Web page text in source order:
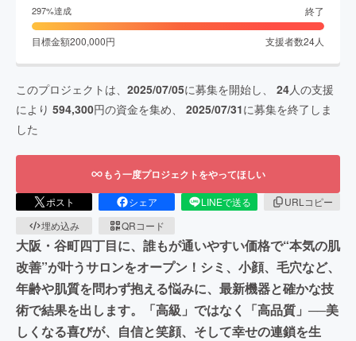
297%達成 終了
目標金額200,000円 支援者数24人
このプロジェクトは、 2025/07/05に募集を開始し、 24人の支援
により 594,300円の資金を集め、 2025/07/31に募集を終了しま
した
もう一度プロジェクトをやってほしい
ポスト シェア LINEで送る
URLコピー
埋め込み
QRコード
大阪・谷町四丁目に、誰もが通いやすい価格で“本気の肌
改善”が叶うサロンをオープン！シミ、小顔、毛穴など、
年齢や肌質を問わず抱える悩みに、最新機器と確かな技
術で結果を出します。「高級」ではなく「高品質」──美
しくなる喜びが、自信と笑顔、そして幸せの連鎖を生